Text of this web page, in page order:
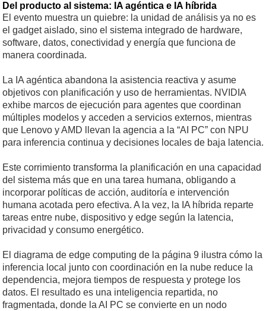
Del producto al sistema: IA agéntica e IA híbrida
El evento muestra un quiebre: la unidad de análisis ya no es
el gadget aislado, sino el sistema integrado de hardware,
software, datos, conectividad y energía que funciona de
manera coordinada.
La IA agéntica abandona la asistencia reactiva y asume
objetivos con planificación y uso de herramientas. NVIDIA
exhibe marcos de ejecución para agentes que coordinan
múltiples modelos y acceden a servicios externos, mientras
que Lenovo y AMD llevan la agencia a la “AI PC” con NPU
para inferencia continua y decisiones locales de baja latencia.
Este corrimiento transforma la planificación en una capacidad
del sistema más que en una tarea humana, obligando a
incorporar políticas de acción, auditoría e intervención
humana acotada pero efectiva. A la vez, la IA híbrida reparte
tareas entre nube, dispositivo y edge según la latencia,
privacidad y consumo energético.
El diagrama de edge computing de la página 9 ilustra cómo la
inferencia local junto con coordinación en la nube reduce la
dependencia, mejora tiempos de respuesta y protege los
datos. El resultado es una inteligencia repartida, no
fragmentada, donde la AI PC se convierte en un nodo